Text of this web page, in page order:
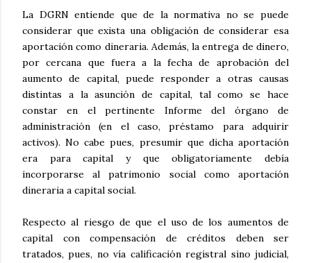
La DGRN entiende que de la normativa no se puede
considerar que exista una obligación de considerar esa
aportación como dineraria. Además, la entrega de dinero,
por cercana que fuera a la fecha de aprobación del
aumento de capital, puede responder a otras causas
distintas a la asunción de capital, tal como se hace
constar en el pertinente Informe del órgano de
administración (en el caso, préstamo para adquirir
activos). No cabe pues, presumir que dicha aportación
era para capital y que obligatoriamente debía
incorporarse al patrimonio social como aportación
dineraria a capital social.
Respecto al riesgo de que el uso de los aumentos de
capital con compensación de créditos deben ser
tratados, pues, no vía calificación registral sino judicial,